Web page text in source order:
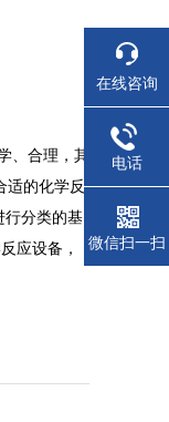
、合理，其
适的化学反
行分类的基
应设备，
在线咨询
电话
微信扫一扫